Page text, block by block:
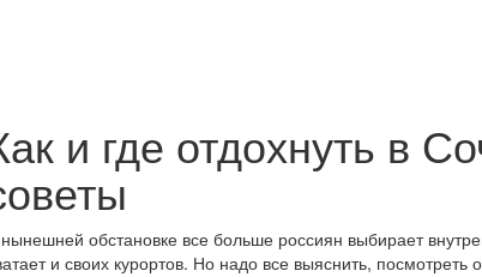
и где отдохнуть в
обстановке все больше россиян выбирает
и своих курортов. Но надо все выяснить, посмотреть